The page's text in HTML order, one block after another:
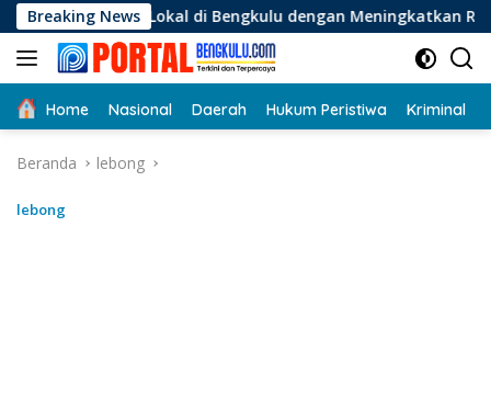
Langsung
ke
konten
Breaking News
di Bengkulu dengan Meningkatkan Ruang Publik dan
Home Nasional Daerah Hukum Peristiwa Kriminal
Beranda lebong
lebong